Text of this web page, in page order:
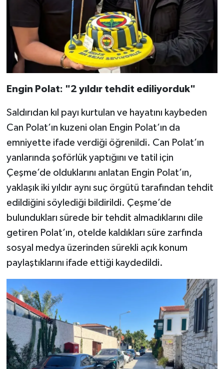
Engin Polat: "2 yıldır tehdit ediliyorduk"
Saldırıdan kıl payı kurtulan ve hayatını kaybeden
Can Polat’ın kuzeni olan Engin Polat’ın da
emniyette ifade verdiği öğrenildi. Can Polat’ın
yanlarında şoförlük yaptığını ve tatil için
Çeşme’de olduklarını anlatan Engin Polat’ın,
yaklaşık iki yıldır aynı suç örgütü tarafından tehdit
edildiğini söylediği bildirildi. Çeşme’de
bulundukları sürede bir tehdit almadıklarını dile
getiren Polat’ın, otelde kaldıkları süre zarfında
sosyal medya üzerinden sürekli açık konum
paylaştıklarını ifade ettiği kaydedildi.